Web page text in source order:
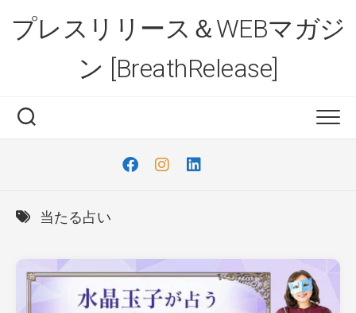
content
プレスリリース＆WEBマガジ
ン [BreathRelease]
当たる占い